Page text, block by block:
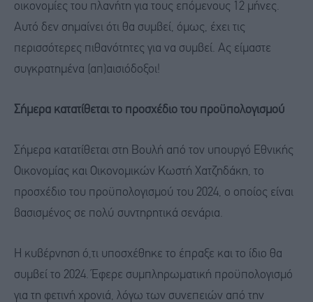
οικονομίες του πλανήτη για τους επόμενους 12 μήνες.
Αυτό δεν σημαίνει ότι θα συμβεί, όμως, έχει τις
περισσότερες πιθανότητες για να συμβεί. Ας είμαστε
συγκρατημένα (απ)αισιόδοξοι!
Σήμερα κατατίθεται το προσχέδιο του προϋπολογισμού
Σήμερα κατατίθεται στη Βουλή από τον υπουργό Εθνικής
Οικονομίας και Οικονομικών Κωστή Χατζηδάκη, το
προσχέδιο του προϋπολογισμού του 2024, ο οποίος είναι
βασισμένος σε πολύ συντηρητικά σενάρια.
Η κυβέρνηση ό,τι υποσχέθηκε το έπραξε και το ίδιο θα
συμβεί το 2024. Έφερε συμπληρωματική προϋπολογισμό
για τη φετινή χρονιά, λόγω των συνεπειών από την